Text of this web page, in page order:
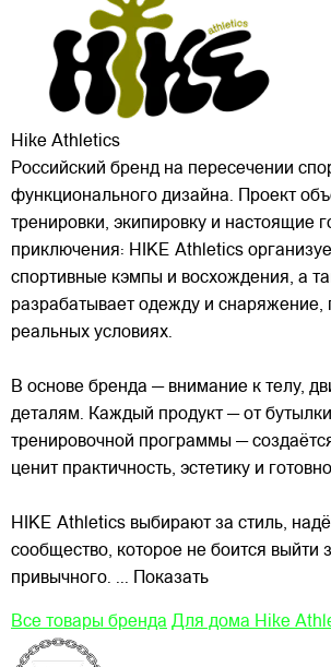
Hike Athletics
Российский бренд на пересечении
функционального дизайна. Проект
тренировки, экипировку и настоящие
приключения: HIKE Athletics
спортивные кэмпы и восхождения, а
разрабатывает одежду и снаряжение,
реальных условиях.
В основе бренда — внимание к телу,
деталям. Каждый продукт — от
тренировочной программы —
ценит практичность, эстетику и
HIKE Athletics выбирают за стиль,
сообщество, которое не боится выйти
привычного. ... Показать
Все товары бренда Для дома Hike